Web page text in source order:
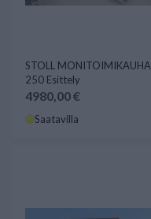
STOLL MONITOIMIKAUHA
250 Esittely
4980,00 €
Saatavilla